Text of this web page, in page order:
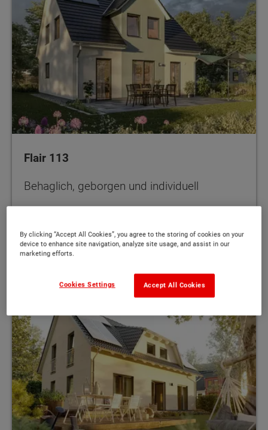
Flair 113
Behaglich, geborgen und individuell
110 - 124 m² MEHR
By clicking “Accept All Cookies”, you agree to the storing of cookies on your
device to enhance site navigation, analyze site usage, and assist in our
marketing efforts.
Accept All Cookies
Cookies Settings